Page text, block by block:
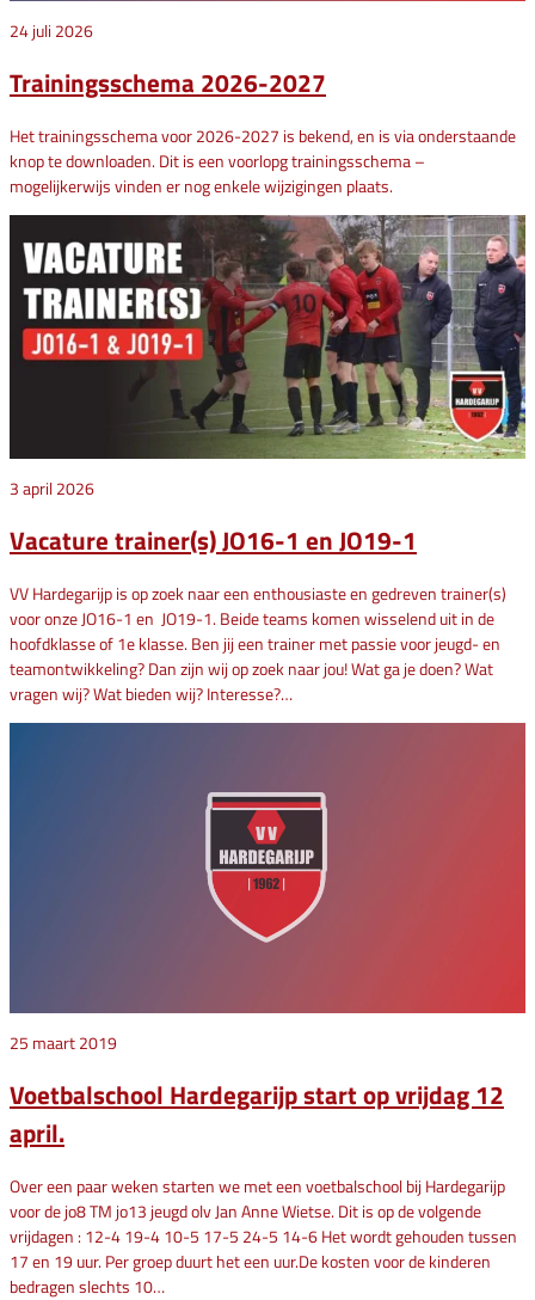
24 juli 2026
Trainingsschema 2026-2027
Het trainingsschema voor 2026-2027 is bekend, en is via onderstaande
knop te downloaden. Dit is een voorlopg trainingsschema –
mogelijkerwijs vinden er nog enkele wijzigingen plaats.
3 april 2026
Vacature trainer(s) JO16-1 en JO19-1
VV Hardegarijp is op zoek naar een enthousiaste en gedreven trainer(s)
voor onze JO16-1 en JO19-1. Beide teams komen wisselend uit in de
hoofdklasse of 1e klasse. Ben jij een trainer met passie voor jeugd- en
teamontwikkeling? Dan zijn wij op zoek naar jou! Wat ga je doen? Wat
vragen wij? Wat bieden wij? Interesse?…
25 maart 2019
Voetbalschool Hardegarijp start op vrijdag 12
april.
Over een paar weken starten we met een voetbalschool bij Hardegarijp
voor de jo8 TM jo13 jeugd olv Jan Anne Wietse. Dit is op de volgende
vrijdagen : 12-4 19-4 10-5 17-5 24-5 14-6 Het wordt gehouden tussen
17 en 19 uur. Per groep duurt het een uur.De kosten voor de kinderen
bedragen slechts 10…